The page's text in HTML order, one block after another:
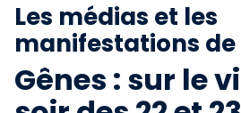
Notre revue
Boutique
Les médias et les
manifestations de
Gênes : sur le